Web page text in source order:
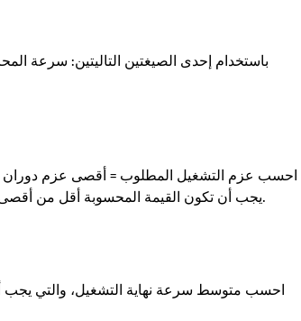
احسب عزم التشغيل المطلوب = أقصى عزم دوران
يجب أن تكون القيمة المحسوبة أقل من أقصى عزم دوران مُصنّف لعلبة التروس؛ اختر طرازًا أكبر إذا لم تكن راضيًا.
احسب متوسط سرعة نهاية التشغيل، والتي يجب